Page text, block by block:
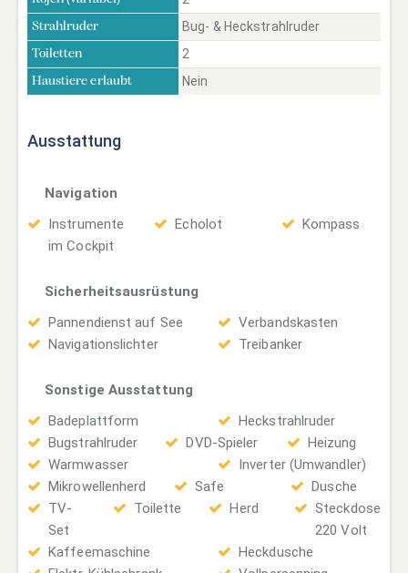
Strahlruder Bug- & Heckstrahlruder
Toiletten 2
Haustiere erlaubt Nein
Ausstattung
Navigation
Instrumente
im Cockpit
Echolot Kompass
Sicherheitsausrüstung
Pannendienst auf See
Verbandskasten
Navigationslichter
Treibanker
Sonstige Ausstattung
Badeplattform
Heckstrahlruder
Bugstrahlruder
DVD-Spieler
Heizung
Warmwasser
Inverter (Umwandler)
Mikrowellenherd
Safe
Dusche
TV-
Set
Toilette Herd
Steckdose
220 Volt
Kaffeemaschine
Heckdusche